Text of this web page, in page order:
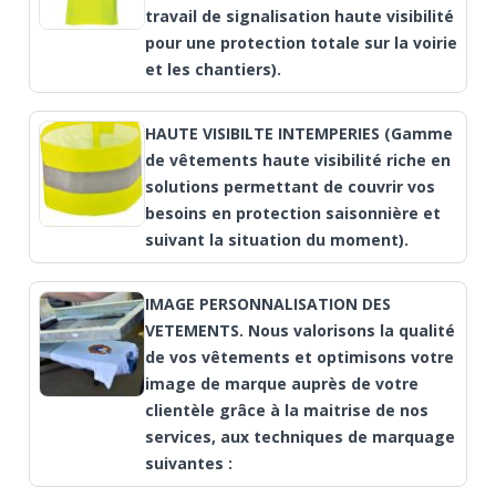
travail de signalisation haute visibilité
pour une protection totale sur la voirie
et les chantiers).
HAUTE VISIBILTE INTEMPERIES (Gamme
de vêtements haute visibilité riche en
solutions permettant de couvrir vos
besoins en protection saisonnière et
suivant la situation du moment).
IMAGE PERSONNALISATION DES
VETEMENTS. Nous valorisons la qualité
de vos vêtements et optimisons votre
image de marque auprès de votre
clientèle grâce à la maitrise de nos
services, aux techniques de marquage
suivantes :